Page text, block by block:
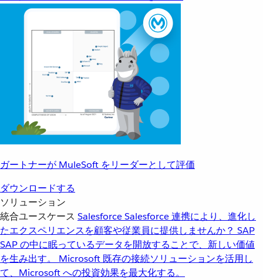
ガートナーが MuleSoft をリーダーとして評価
ダウンロードする
ソリューション
統合ユースケース SalesforceSalesforce 連携により、進化し
たエクスペリエンスを顧客や従業員に提供しませんか？ SAP
SAP の中に眠っているデータを開放することで、新しい価値
を生み出す。
Microsoft 既存の接続ソリューションを活用し
て、Microsoft への投資効果を最大化する。